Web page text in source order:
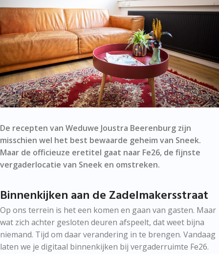
De recepten van Weduwe Joustra Beerenburg zijn
misschien wel het best bewaarde geheim van Sneek.
Maar de officieuze eretitel gaat naar Fe26, de fijnste
vergaderlocatie van Sneek en omstreken.
Binnenkijken aan de Zadelmakersstraat
Op ons terrein is het een komen en gaan van gasten. Maar
wat zich achter gesloten deuren afspeelt, dat weet bijna
niemand. Tijd om daar verandering in te brengen. Vandaag
laten we je digitaal binnenkijken bij vergaderruimte Fe26.